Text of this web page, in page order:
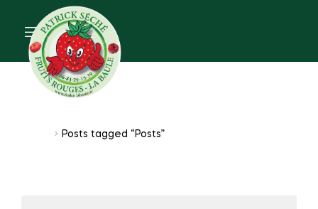
Posts
Posts tagged “Posts”